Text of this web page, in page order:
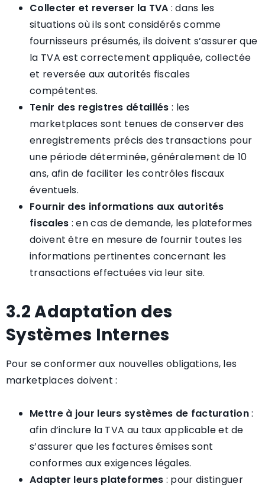
Collecter et reverser la TVA : dans les
situations où ils sont considérés comme
fournisseurs présumés, ils doivent s’assurer que
la TVA est correctement appliquée, collectée
et reversée aux autorités fiscales
compétentes.
Tenir des registres détaillés : les
marketplaces sont tenues de conserver des
enregistrements précis des transactions pour
une période déterminée, généralement de 10
ans, afin de faciliter les contrôles fiscaux
éventuels.
Fournir des informations aux autorités
fiscales : en cas de demande, les plateformes
doivent être en mesure de fournir toutes les
informations pertinentes concernant les
transactions effectuées via leur site.
3.2 Adaptation des
Systèmes Internes
Pour se conformer aux nouvelles obligations, les
marketplaces doivent :
Mettre à jour leurs systèmes de facturation:
afin d’inclure la TVA au taux applicable et de
s’assurer que les factures émises sont
conformes aux exigences légales.
Adapter leurs plateformes : pour distinguer